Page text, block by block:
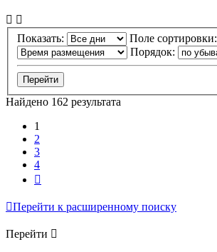
Показать:
Поле сортировки:
Порядок:
Найдено 162 результата
1
2
3
4
Перейти к расширенному поиску
Перейти